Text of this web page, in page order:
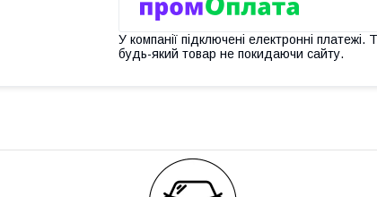
У компанії підключені електронні
будь-який товар не покидаючи сайту.